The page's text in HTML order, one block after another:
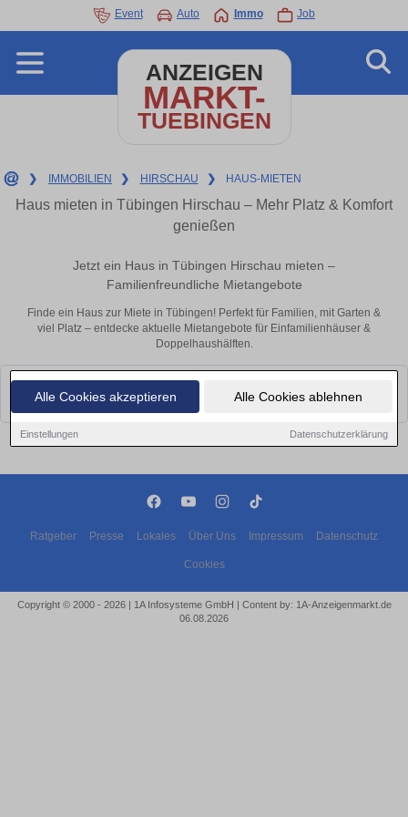
Alle Cookies akzeptieren Alle Cookies ablehnen
Einstellungen Datenschutzerklärung
Event Auto Immo Job
ANZEIGEN
MARKT-
TUEBINGEN
❯ IMMOBILIEN ❯ HIRSCHAU ❯ HAUS-MIETEN
Haus mieten in Tübingen Hirschau – Mehr Platz & Komfort
genießen
Jetzt ein Haus in Tübingen Hirschau mieten –
Familienfreundliche Mietangebote
Finde ein Haus zur Miete in Tübingen! Perfekt für Familien, mit Garten &
viel Platz – entdecke aktuelle Mietangebote für Einfamilienhäuser &
Doppelhaushälften.
Leider konnten wir derzeit keine passenden Objekte finden. Schauen Sie
bald wieder vorbei!
Ratgeber Presse Lokales Über Uns Impressum Datenschutz
Cookies
Copyright © 2000 - 2026 | 1A Infosysteme GmbH | Content by: 1A-Anzeigenmarkt.de
06.08.2026